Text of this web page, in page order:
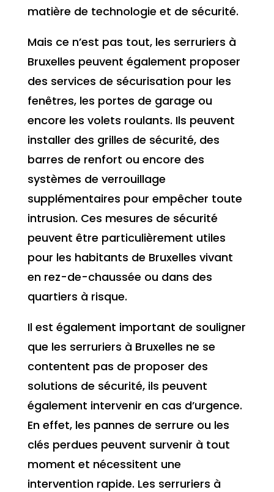
matière de technologie et de sécurité.
Mais ce n’est pas tout, les serruriers à
Bruxelles peuvent également proposer
des services de sécurisation pour les
fenêtres, les portes de garage ou
encore les volets roulants. Ils peuvent
installer des grilles de sécurité, des
barres de renfort ou encore des
systèmes de verrouillage
supplémentaires pour empêcher toute
intrusion. Ces mesures de sécurité
peuvent être particulièrement utiles
pour les habitants de Bruxelles vivant
en rez-de-chaussée ou dans des
quartiers à risque.
Il est également important de souligner
que les serruriers à Bruxelles ne se
contentent pas de proposer des
solutions de sécurité, ils peuvent
également intervenir en cas d’urgence.
En effet, les pannes de serrure ou les
clés perdues peuvent survenir à tout
moment et nécessitent une
intervention rapide. Les serruriers à